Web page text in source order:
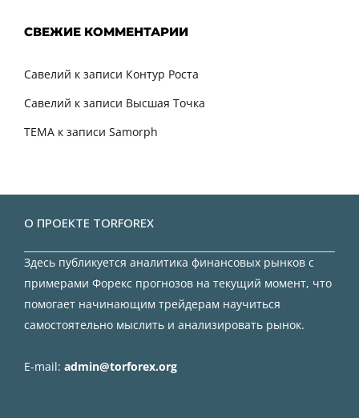
СВЕЖИЕ КОММЕНТАРИИ
Савелий к записи Контур Роста
Савелий к записи Высшая Точка
TEMA к записи Samorph
О ПРОЕКТЕ TORFOREX
Здесь публикуется аналитика финансовых рынков с
примерами Форекс прогнозов на текущий момент, что
помогает начинающим трейдерам научиться
самостоятельно мыслить и анализировать рынок.
E-mail: admin@torforex.org